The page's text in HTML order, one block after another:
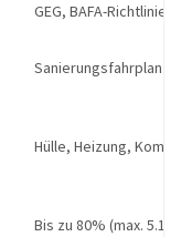
GEG, BAFA-Richtlinien
Sanierungsfahrplan
Hülle, Heizung,
Bis zu 80% (max.